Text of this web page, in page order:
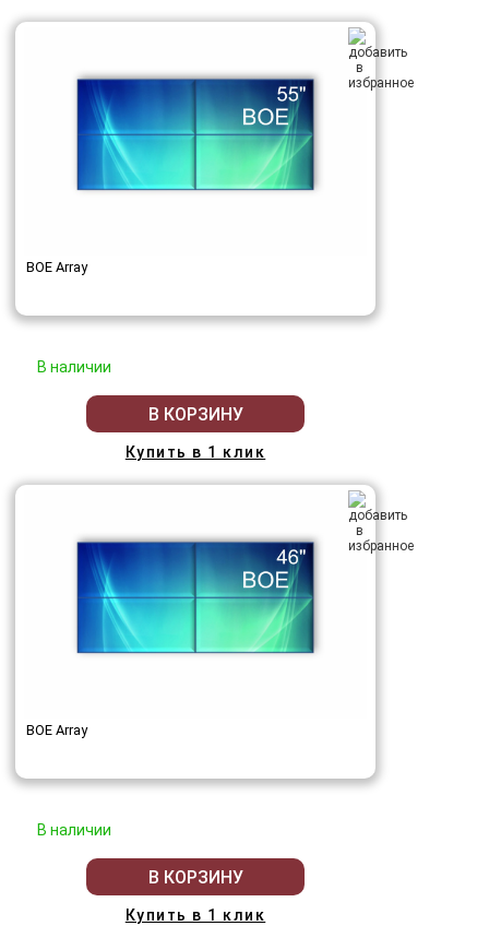
BOE Array
В наличии
В КОРЗИНУ
Купить в 1 клик
BOE Array
В наличии
В КОРЗИНУ
Купить в 1 клик